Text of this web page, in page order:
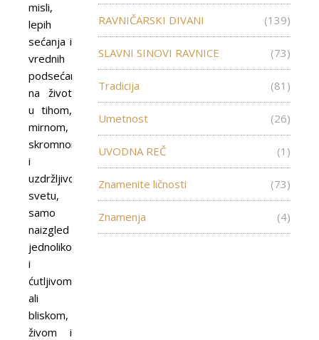
misli,
lepih
sećanja i
vrednih
podsećanja
na život
u tihom,
mirnom,
skromnom
i
uzdržljivom
svetu,
samo
naizgled
jednolikom
i
ćutljivom,
ali
bliskom,
živom i
RAVNIČARSKI DIVANI (139)
SLAVNI SINOVI RAVNICE (73)
Tradicija (81)
Umetnost (26)
UVODNA REČ (1)
Znamenite ličnosti (73)
Znamenja (4)